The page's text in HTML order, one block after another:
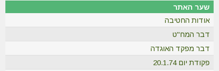
שער האתר
אודות החטיבה
דבר המח"ט
דבר מפקד האוגדה
פקודת יום 20.1.74